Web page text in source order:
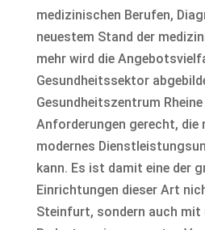
medizinischen Berufen,
neuestem Stand der
mehr wird die
Gesundheitssektor
Gesundheitszentrum Rheine
Anforderungen gerecht, die
modernes
kann. Es ist damit eine der
Einrichtungen dieser Art
Steinfurt, sondern auch mit